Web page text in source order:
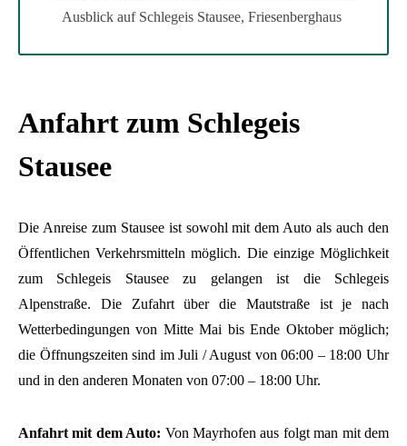
Ausblick auf Schlegeis Stausee, Friesenberghaus
Anfahrt zum Schlegeis
Stausee
Die Anreise zum Stausee ist sowohl mit dem Auto als auch den
Öffentlichen Verkehrsmitteln möglich. Die einzige Möglichkeit
zum Schlegeis Stausee zu gelangen ist die Schlegeis
Alpenstraße. Die Zufahrt über die Mautstraße ist je nach
Wetterbedingungen von Mitte Mai bis Ende Oktober möglich;
die Öffnungszeiten sind im Juli / August von 06:00 – 18:00 Uhr
und in den anderen Monaten von 07:00 – 18:00 Uhr.
Anfahrt mit dem Auto: Von Mayrhofen aus folgt man mit dem